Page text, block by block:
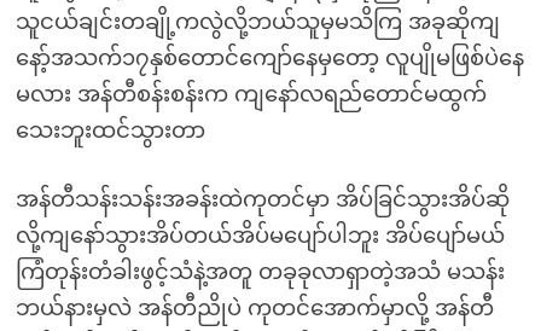
သူငယ်ချင်းတချို့ကလွဲလို့ဘယ်သူမှမသိကြ အခုဆိုကျ
နော့်အသက်၁၇နှစ်တောင်ကျော်နေမှတော့ လူပျိုမဖြစ်ပဲနေ
မလား အန်တီစန်းစန်းက ကျနော်လရည်တောင်မထွက်
သေးဘူးထင်သွားတာ
အန်တီသန်းသန်းအခန်းထဲကုတင်မှာ အိပ်ခြင်သွားအိပ်ဆို
လို့ကျနော်သွားအိပ်တယ်အိပ်မပျော်ပါဘူး အိပ်ပျော်မယ်
ကြံတုန်းတံခါးဖွင့်သံနဲ့အတူ တခုခုလာရှာတဲ့အသံ မသန်း
ဘယ်နားမှလဲ အန်တီညိုပဲ ကုတင်အောက်မှာလို့ အန်တီ